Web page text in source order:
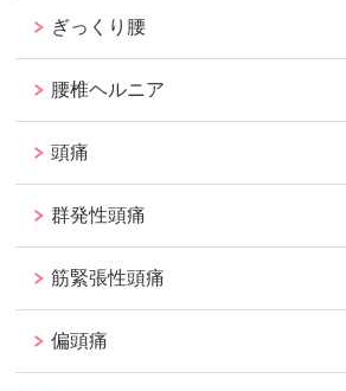
ぎっくり腰
腰椎ヘルニア
頭痛
群発性頭痛
筋緊張性頭痛
偏頭痛